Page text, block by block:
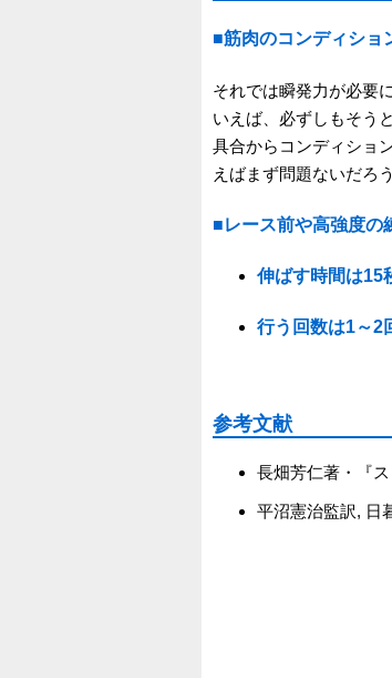
■筋肉のコンディショ
それでは瞬発力が必要
いえば、必ずしもそう
具合からコンディショ
えばまず問題ないだろう
■レース前や高強度の
伸ばす時間は15
行う回数は1～2
参考文献
長畑芳仁著・『
平沼憲治監訳, 日